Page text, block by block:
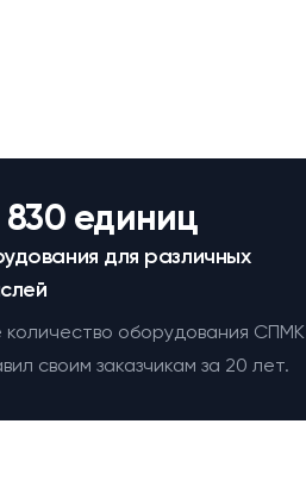
830 единиц
для различных
количество оборудования СПМК
своим заказчикам за 20 лет.